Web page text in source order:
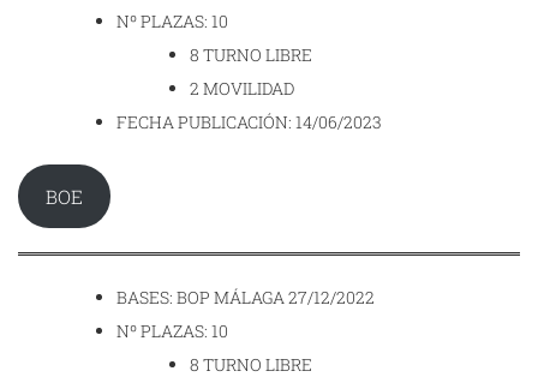
Nº PLAZAS: 10
8 TURNO LIBRE
2 MOVILIDAD
FECHA PUBLICACIÓN: 14/06/2023
BOE
BASES: BOP MÁLAGA 27/12/2022
Nº PLAZAS: 10
8 TURNO LIBRE